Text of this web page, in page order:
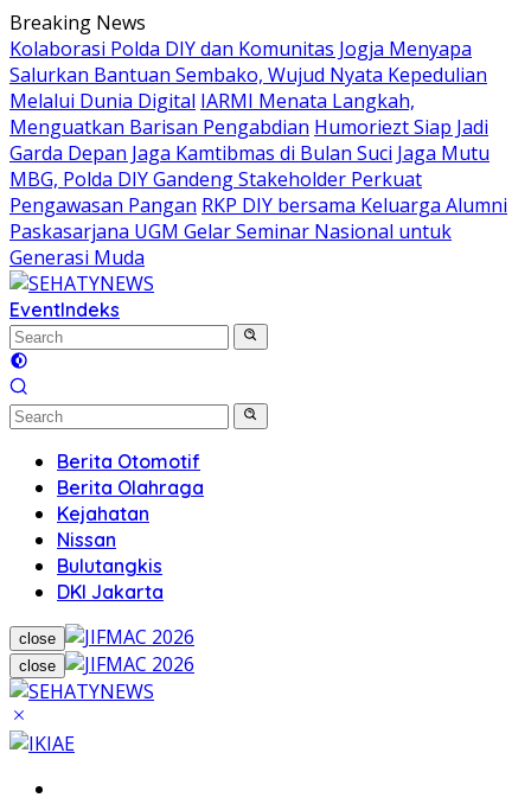
Skip
to
content
Breaking News
Kolaborasi Polda DIY dan Komunitas Jogja Menyapa
Salurkan Bantuan Sembako, Wujud Nyata Kepedulian
Melalui Dunia Digital IARMI Menata Langkah,
Menguatkan Barisan Pengabdian Humoriezt Siap Jadi
Garda Depan Jaga Kamtibmas di Bulan Suci Jaga Mutu
MBG, Polda DIY Gandeng Stakeholder Perkuat
Pengawasan Pangan RKP DIY bersama Keluarga Alumni
Paskasarjana UGM Gelar Seminar Nasional untuk
Generasi Muda
EventIndeks
Berita Otomotif
Berita Olahraga
Kejahatan
Nissan
Bulutangkis
DKI Jakarta
close
close